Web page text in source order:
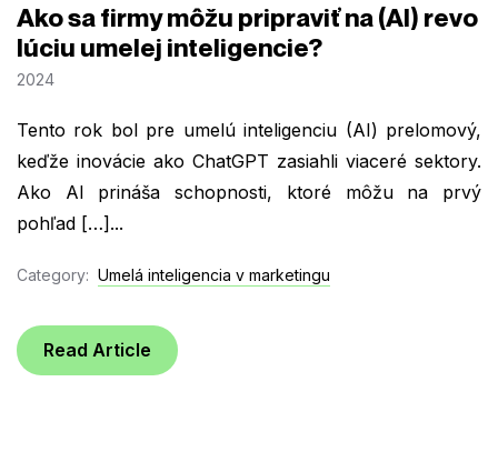
Ako sa firmy môžu pripraviť na (AI) revo
lúciu umelej inteligencie?
2024
Tento rok bol pre umelú inteligenciu (AI) prelomový,
keďže inovácie ako ChatGPT zasiahli viaceré sektory.
Ako AI prináša schopnosti, ktoré môžu na prvý
pohľad […]...
Category: Umelá inteligencia v marketingu
Read Article